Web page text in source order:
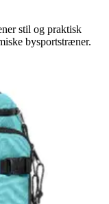
stil og praktisk
bysportstræner.